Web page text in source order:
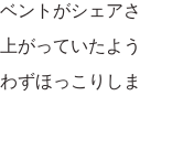
ントがシェアさ
がっていたよう
ずほっこりしま